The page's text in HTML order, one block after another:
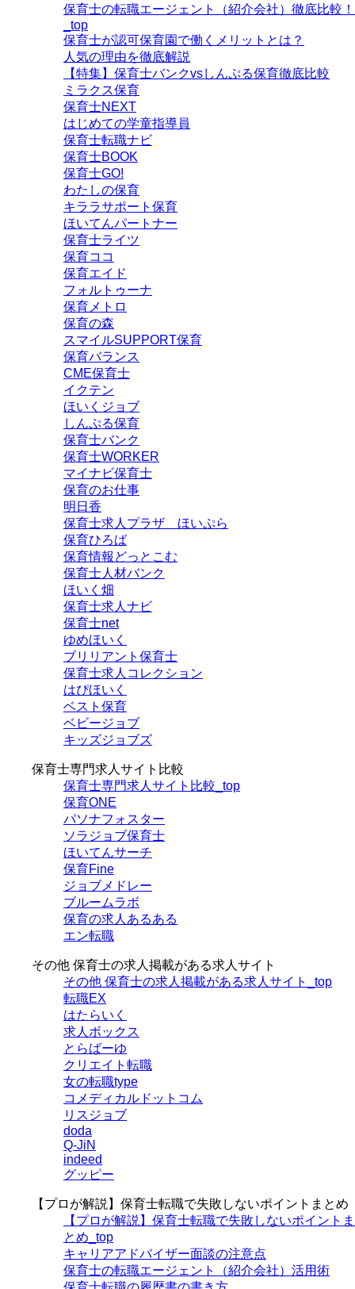
保育士の転職エージェント（紹介会社）徹底比較！
_top
保育士が認可保育園で働くメリットとは？
人気の理由を徹底解説
【特集】保育士バンクvsしんぷる保育徹底比較
ミラクス保育
保育⼠NEXT
はじめての学童指導員
保育士転職ナビ
保育士BOOK
保育士GO!
わたしの保育
キララサポート保育
ほいてんパートナー
保育士ライツ
保育ココ
保育エイド
フォルトゥーナ
保育メトロ
保育の森
スマイルSUPPORT保育
保育バランス
CME保育士
イクテン
ほいくジョブ
しんぷる保育
保育士バンク
保育士WORKER
マイナビ保育士
保育のお仕事
明日香
保育士求人プラザ ほいぷら
保育ひろば
保育情報どっとこむ
保育士人材バンク
ほいく畑
保育士求人ナビ
保育士net
ゆめほいく
ブリリアント保育士
保育士求人コレクション
はぴほいく
ベスト保育
ベビージョブ
キッズジョブズ
保育士専門求人サイト比較
保育士専門求人サイト比較_top
保育ONE
パソナフォスター
ソラジョブ保育士
ほいてんサーチ
保育Fine
ジョブメドレー
ブルームラボ
保育の求人あるある
エン転職
その他 保育士の求人掲載がある求人サイト
その他 保育士の求人掲載がある求人サイト_top
転職EX
はたらいく
求人ボックス
とらばーゆ
クリエイト転職
女の転職type
コメディカルドットコム
リスジョブ
doda
Q-JiN
indeed
グッピー
【プロが解説】保育士転職で失敗しないポイントまとめ
【プロが解説】保育士転職で失敗しないポイントま
とめ_top
キャリアアドバイザー面談の注意点
保育士の転職エージェント（紹介会社）活用術